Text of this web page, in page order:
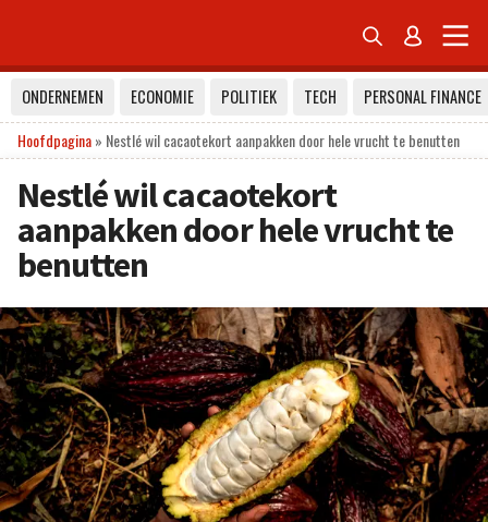
 
ONDERNEMEN ECONOMIE POLITIEK TECH
PERSONAL FINANCE
Hoofdpagina» Nestlé wil cacaotekort aanpakken door hele vrucht te benutten
Nestlé wil cacaotekort
aanpakken door hele vrucht te
benutten